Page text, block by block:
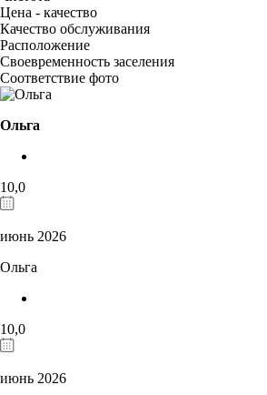
Цена - качество
Качество обслуживания
Расположение
Своевременность заселения
Соответствие фото
Ольга
10,0
июнь 2026
Ольга
10,0
июнь 2026